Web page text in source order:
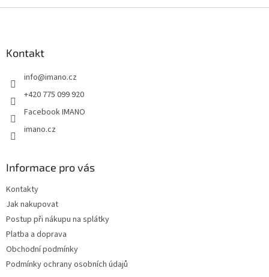
Kontakt
info@imano.cz
+420 775 099 920
Facebook IMANO
imano.cz
Informace pro vás
Kontakty
Jak nakupovat
Postup při nákupu na splátky
Platba a doprava
Obchodní podmínky
Podmínky ochrany osobních údajů